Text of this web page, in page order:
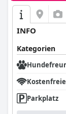
INFO
Kategorien
Parkplatz